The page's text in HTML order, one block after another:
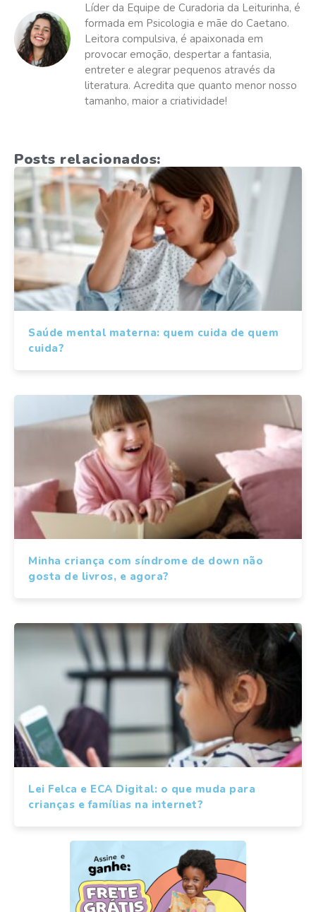
Líder da Equipe de Curadoria da Leiturinha, é
formada em Psicologia e mãe do Caetano.
Leitora compulsiva, é apaixonada em
provocar emoção, despertar a fantasia,
entreter e alegrar pequenos através da
literatura. Acredita que quanto menor nosso
tamanho, maior a criatividade!
Posts relacionados:
Saúde mental materna: quem cuida de quem
cuida?
Minha criança com síndrome de down não
gosta de livros, e agora?
Lei Felca e ECA Digital: o que muda para
crianças e famílias na internet?